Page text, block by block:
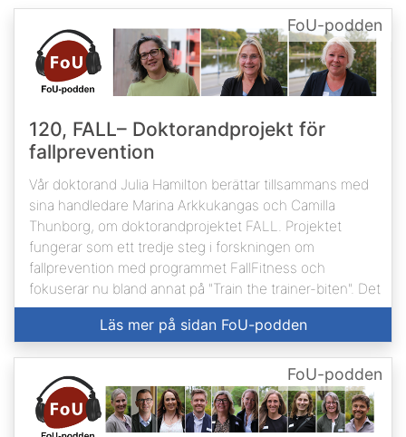
FoU-podden
120, FALL– Doktorandprojekt för
fallprevention
Vår doktorand Julia Hamilton berättar tillsammans med
sina handledare Marina Arkkukangas och Camilla
Thunborg, om doktorandprojektet FALL. Projektet
fungerar som ett tredje steg i forskningen om
fallprevention med programmet FallFitness och
fokuserar nu bland annat på "Train the trainer-biten". Det
innebär att vi ska utbilda fysioterapeuter till utbildare och
handledare i FallFitness så att de sedan kan utbilda äldre
>sidan för FoU-podden.
Läs mer på sidan FoU-podden
FoU-podden